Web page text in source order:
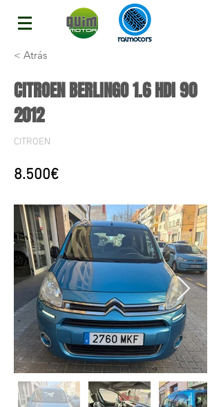
< Atrás
CITROEN BERLINGO 1.6 HDI 90
2012
CITROEN
8.500€